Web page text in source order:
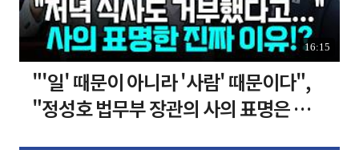
16:15
"'일' 때문이 아니라 '사람' 때문이다",
"정성호 법무부 장관의 사의 표명은 이재